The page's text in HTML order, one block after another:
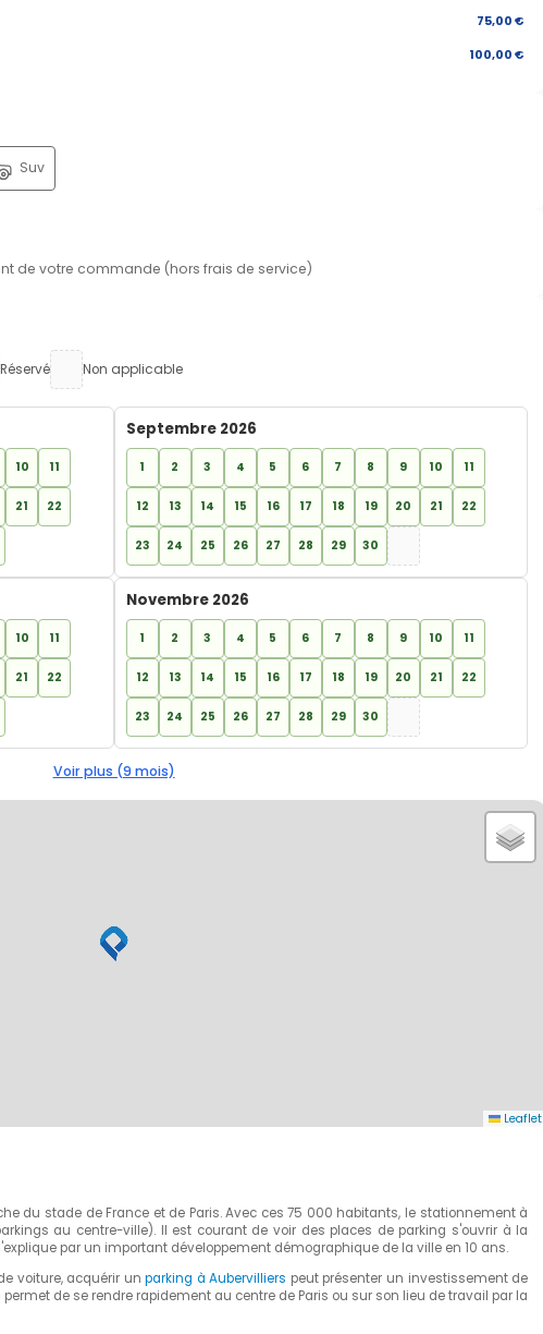
75,00 €
100,00 €
Suv
de votre commande (hors frais de service)
Réservé Non applicable
10 11
21 22
Septembre 2026
1 2 3 4 5 6 7 8 9 10 11
12 13 14 15 16 17 18 19 20 21 22
23 24 25 26 27 28 29 30
10 11
21 22
Novembre 2026
1 2 3 4 5 6 7 8 9 10 11
12 13 14 15 16 17 18 19 20 21 22
23 24 25 26 27 28 29 30
Voir plus (9 mois)
Leaflet
du stade de France et de Paris. Avec ces 75 000 habitants, le stationnement à
au centre-ville). Il est courant de voir des places de parking s'ouvrir à la
par un important développement démographique de la ville en 10 ans.
voiture, acquérir unparking à Aubervilliers peut présenter un investissement de
de se rendre rapidement au centre de Paris ou sur son lieu de travail par la